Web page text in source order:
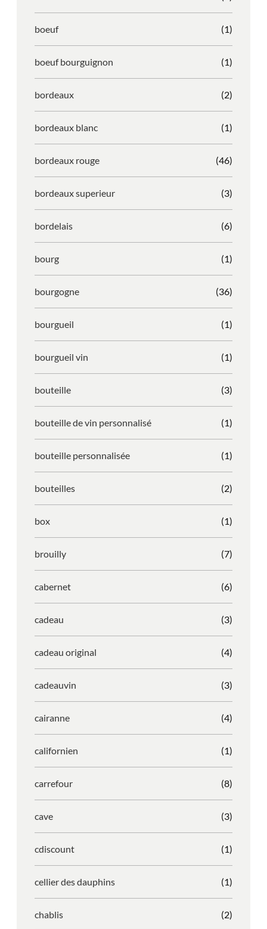
boeuf (1)
boeuf bourguignon (1)
bordeaux (2)
bordeaux blanc (1)
bordeaux rouge (46)
bordeaux superieur (3)
bordelais (6)
bourg (1)
bourgogne (36)
bourgueil (1)
bourgueil vin (1)
bouteille (3)
bouteille de vin personnalisé (1)
bouteille personnalisée (1)
bouteilles (2)
box (1)
brouilly (7)
cabernet (6)
cadeau (3)
cadeau original (4)
cadeauvin (3)
cairanne (4)
californien (1)
carrefour (8)
cave (3)
cdiscount (1)
cellier des dauphins (1)
chablis (2)